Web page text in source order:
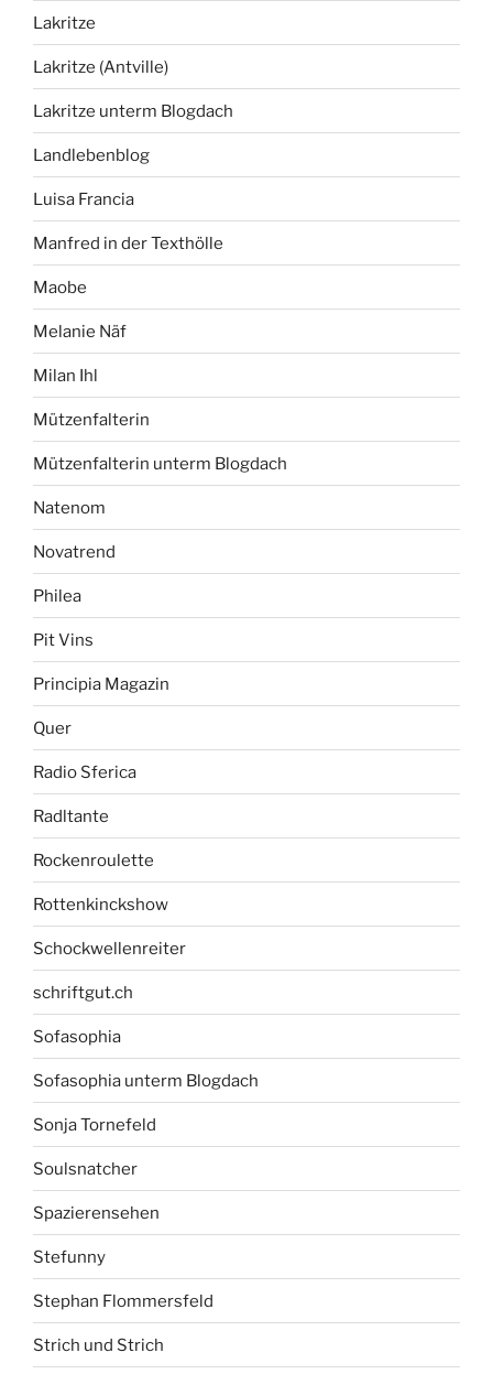
Lakritze
Lakritze (Antville)
Lakritze unterm Blogdach
Landlebenblog
Luisa Francia
Manfred in der Texthölle
Maobe
Melanie Näf
Milan Ihl
Mützenfalterin
Mützenfalterin unterm Blogdach
Natenom
Novatrend
Philea
Pit Vins
Principia Magazin
Quer
Radio Sferica
Radltante
Rockenroulette
Rottenkinckshow
Schockwellenreiter
schriftgut.ch
Sofasophia
Sofasophia unterm Blogdach
Sonja Tornefeld
Soulsnatcher
Spazierensehen
Stefunny
Stephan Flommersfeld
Strich und Strich